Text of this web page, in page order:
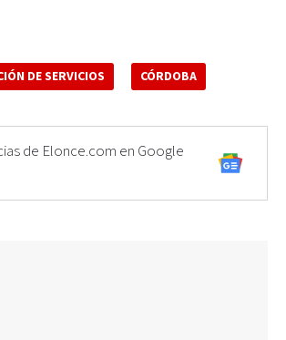
DE SERVICIOS CÓRDOBA
de Elonce.com en Google